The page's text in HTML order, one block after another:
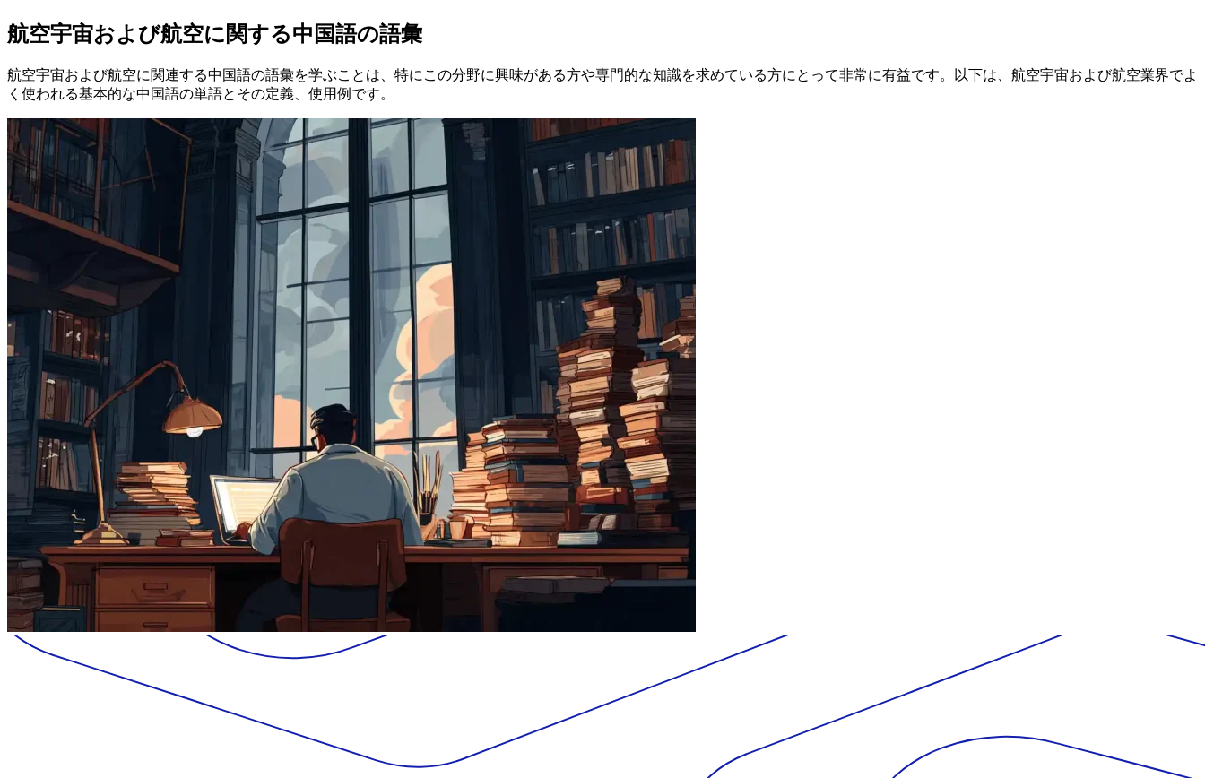
航空宇宙および航空に関する中国語の語彙
航空宇宙および航空に関連する中国語の語彙を学ぶことは、特にこの分野に興味がある方や専門的な知識を求めている方にとって非常に有益です。以下は、航空宇宙および航空業界でよ
く使われる基本的な中国語の単語とその定義、使用例です。